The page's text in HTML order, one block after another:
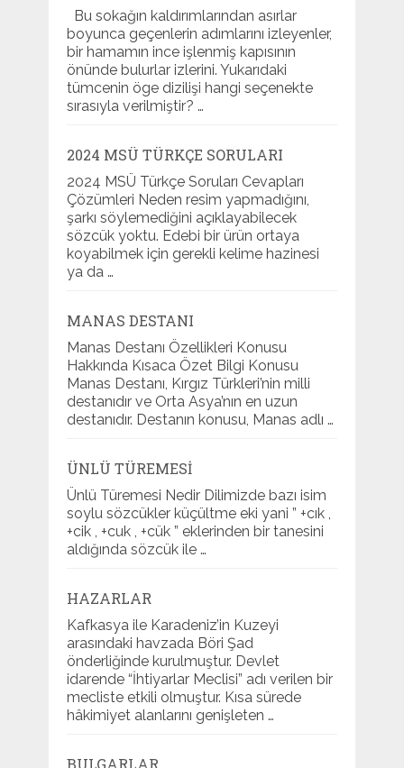
Bu sokağın kaldırımlarından asırlar
boyunca geçenlerin adımlarını izleyenler,
bir hamamın ince işlenmiş kapısının
önünde bulurlar izlerini. Yukarıdaki
tümcenin öge dizilişi hangi seçenekte
sırasıyla verilmiştir? …
2024 MSÜ TÜRKÇE SORULARI
2024 MSÜ Türkçe Soruları Cevapları
Çözümleri Neden resim yapmadığını,
şarkı söylemediğini açıklayabilecek
sözcük yoktu. Edebi bir ürün ortaya
koyabilmek için gerekli kelime hazinesi
ya da …
MANAS DESTANI
Manas Destanı Özellikleri Konusu
Hakkında Kısaca Özet Bilgi Konusu
Manas Destanı, Kırgız Türkleri’nin milli
destanıdır ve Orta Asya’nın en uzun
destanıdır. Destanın konusu, Manas adlı …
ÜNLÜ TÜREMESI
Ünlü Türemesi Nedir Dilimizde bazı isim
soylu sözcükler küçültme eki yani ” +cık ,
+cik , +cuk , +cük ” eklerinden bir tanesini
aldığında sözcük ile …
HAZARLAR
Kafkasya ile Karadeniz’in Kuzeyi
arasındaki havzada Böri Şad
önderliğinde kurulmuştur. Devlet
idarende “İhtiyarlar Meclisi” adı verilen bir
mecliste etkili olmuştur. Kısa sürede
hâkimiyet alanlarını genişleten …